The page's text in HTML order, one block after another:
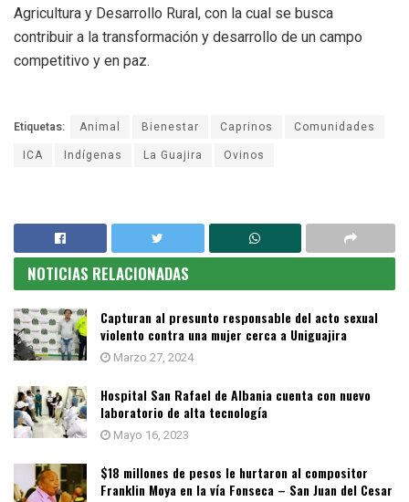
Agricultura y Desarrollo Rural, con la cual se busca
contribuir a la transformación y desarrollo de un campo
competitivo y en paz.
Etiquetas: Animal Bienestar Caprinos
Comunidades
ICA
Indígenas La Guajira Ovinos
NOTICIAS RELACIONADAS
Capturan al presunto responsable del acto sexual
violento contra una mujer cerca a Uniguajira
Marzo 27, 2024
Hospital San Rafael de Albania cuenta con nuevo
laboratorio de alta tecnología
Mayo 16, 2023
$18 millones de pesos le hurtaron al compositor
Franklin Moya en la vía Fonseca – San Juan del Cesar